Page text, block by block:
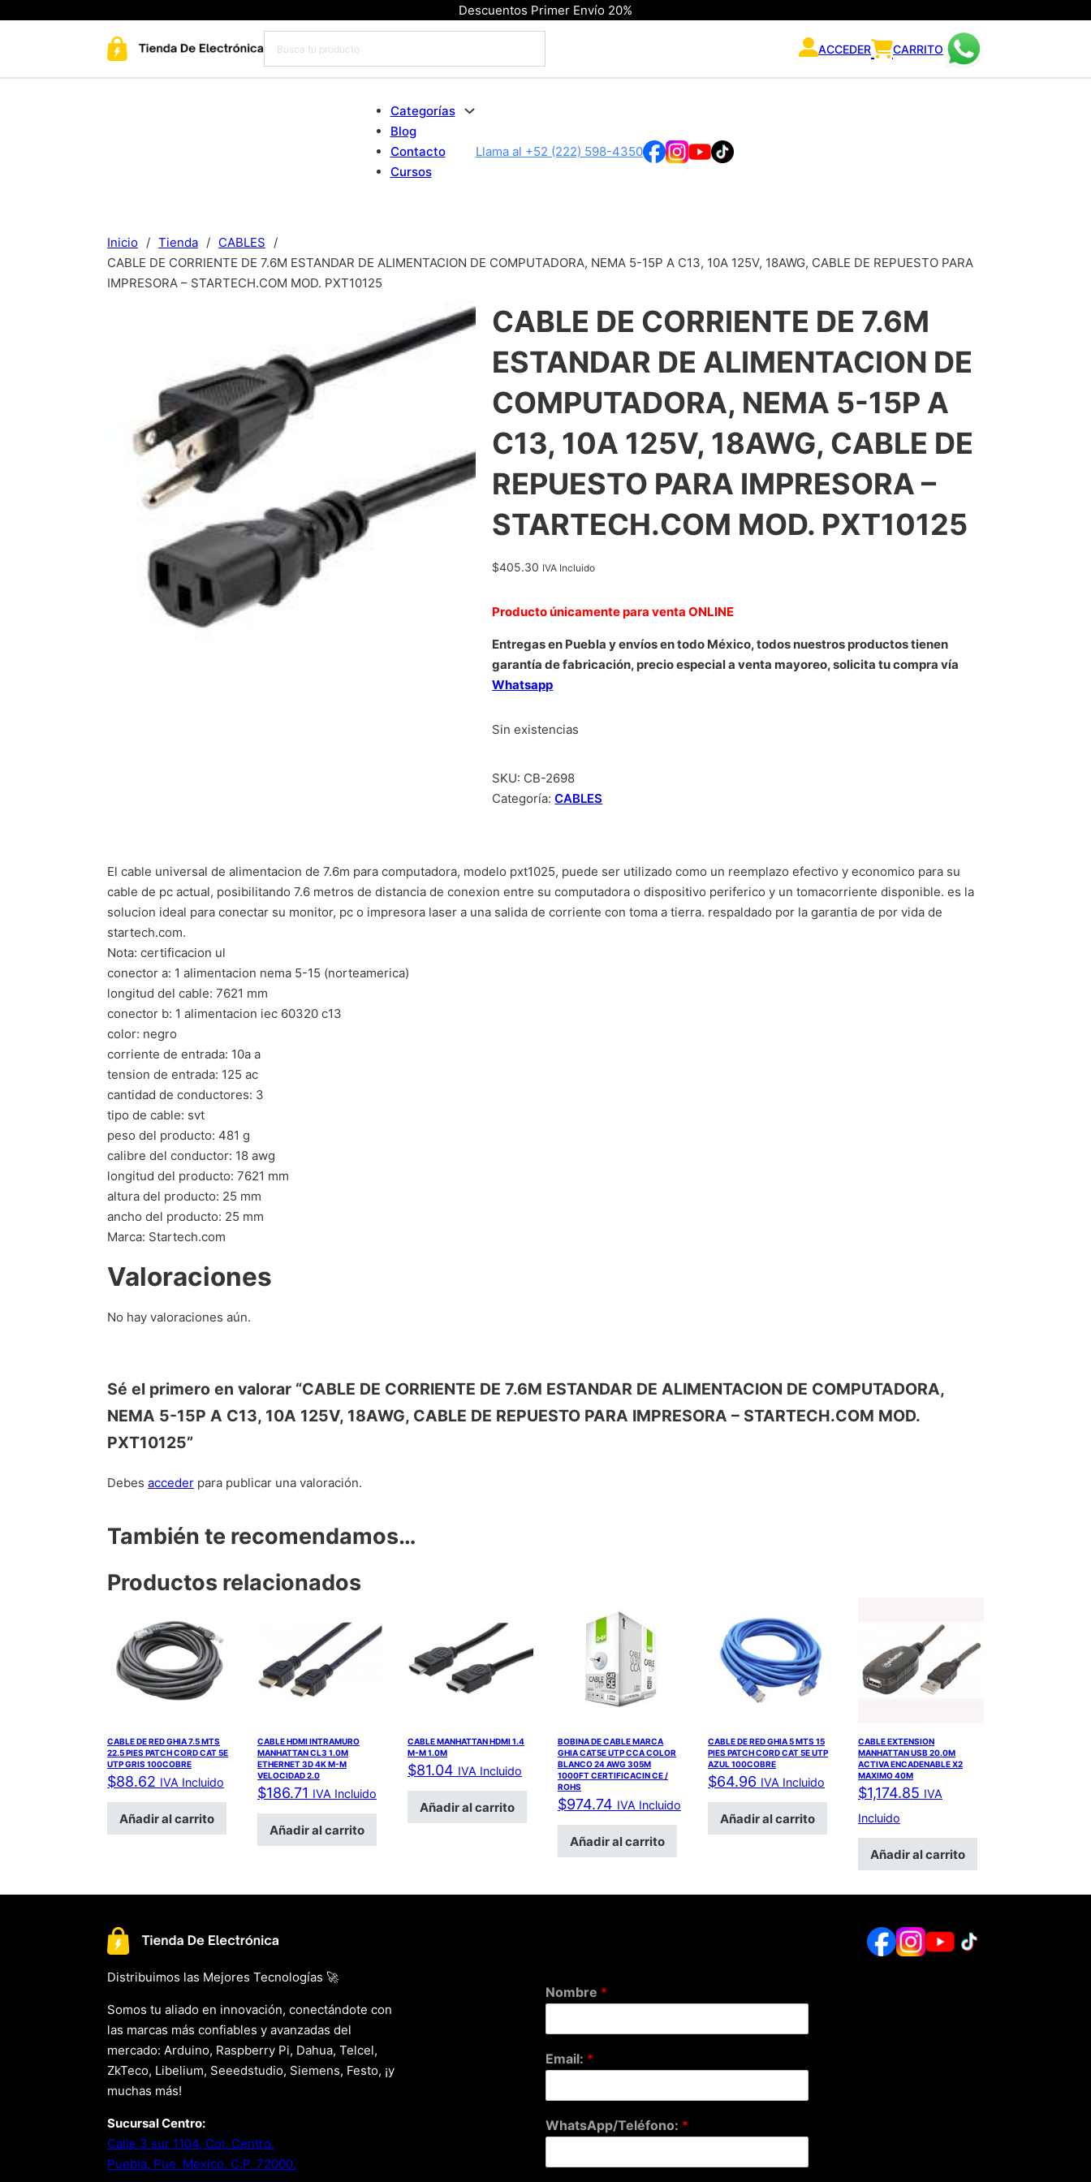
Descuentos Primer Envío 20%
ACCEDER CARRITO
Categorías
Blog
Contacto
Cursos
Llama al +52 (222) 598-4350
Inicio / Tienda / CABLES
/
CABLE DE CORRIENTE DE 7.6M ESTANDAR DE ALIMENTACION DE COMPUTADORA, NEMA 5-15P A C13, 10A 125V, 18AWG, CABLE DE REPUESTO PARA
IMPRESORA – STARTECH.COM MOD. PXT10125
CABLE DE CORRIENTE DE 7.6M
ESTANDAR DE ALIMENTACION DE
COMPUTADORA, NEMA 5-15P A
C13, 10A 125V, 18AWG, CABLE DE
REPUESTO PARA IMPRESORA –
STARTECH.COM MOD. PXT10125
$405.30 IVA Incluido
Producto únicamente para venta ONLINE
Entregas en Puebla y envíos en todo México, todos nuestros productos tienen
garantía de fabricación, precio especial a venta mayoreo, solicita tu compra vía
Whatsapp
Sin existencias
SKU: CB-2698
Categoría:CABLES
El cable universal de alimentacion de 7.6m para computadora, modelo pxt1025, puede ser utilizado como un reemplazo efectivo y economico para su
cable de pc actual, posibilitando 7.6 metros de distancia de conexion entre su computadora o dispositivo periferico y un tomacorriente disponible. es la
solucion ideal para conectar su monitor, pc o impresora laser a una salida de corriente con toma a tierra. respaldado por la garantia de por vida de
startech.com.
Nota: certificacion ul
conector a: 1 alimentacion nema 5-15 (norteamerica)
longitud del cable: 7621 mm
conector b: 1 alimentacion iec 60320 c13
color: negro
corriente de entrada: 10a a
tension de entrada: 125 ac
cantidad de conductores: 3
tipo de cable: svt
peso del producto: 481 g
calibre del conductor: 18 awg
longitud del producto: 7621 mm
altura del producto: 25 mm
ancho del producto: 25 mm
Marca: Startech.com
Valoraciones
No hay valoraciones aún.
Sé el primero en valorar “CABLE DE CORRIENTE DE 7.6M ESTANDAR DE ALIMENTACION DE COMPUTADORA,
NEMA 5-15P A C13, 10A 125V, 18AWG, CABLE DE REPUESTO PARA IMPRESORA – STARTECH.COM MOD.
PXT10125”
Debes acceder para publicar una valoración.
También te recomendamos…
Productos relacionados
CABLE DE RED GHIA 7.5 MTS
22.5 PIES PATCH CORD CAT 5E
UTP GRIS 100COBRE
$88.62 IVA Incluido
Añadir al carrito
CABLE HDMI INTRAMURO
MANHATTAN CL3 1.0M
ETHERNET 3D 4K M-M
VELOCIDAD 2.0
$186.71 IVA Incluido
Añadir al carrito
CABLE MANHATTAN HDMI 1.4
M-M 1.0M
$81.04 IVA Incluido
Añadir al carrito
BOBINA DE CABLE MARCA
GHIA CAT5E UTP CCA COLOR
BLANCO 24 AWG 305M
1000FT CERTIFICACIN CE /
ROHS
$974.74 IVA Incluido
Añadir al carrito
CABLE DE RED GHIA 5 MTS 15
PIES PATCH CORD CAT 5E UTP
AZUL 100COBRE
$64.96 IVA Incluido
Añadir al carrito
CABLE EXTENSION
MANHATTAN USB 20.0M
ACTIVA ENCADENABLE X2
MAXIMO 40M
$1,174.85 IVA
Incluido
Añadir al carrito
Distribuimos las Mejores Tecnologías 🚀
Somos tu aliado en innovación, conectándote con
las marcas más confiables y avanzadas del
mercado: Arduino, Raspberry Pi, Dahua, Telcel,
ZkTeco, Libelium, Seeedstudio, Siemens, Festo, ¡y
muchas más!
Sucursal Centro:
Calle 3 sur 1104, Col. Centro.
Puebla, Pue. Mexico. C.P. 72000.
Nombre *
Email: *
WhatsApp/Teléfono: *